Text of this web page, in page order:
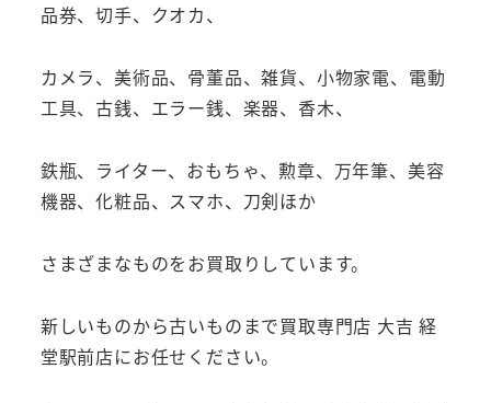
品券、切手、クオカ、
カメラ、美術品、骨董品、雑貨、小物家電、電動
工具、古銭、エラー銭、楽器、香木、
鉄瓶、ライター、おもちゃ、勲章、万年筆、美容
機器、化粧品、スマホ、刀剣ほか
さまざまなものをお買取りしています。
新しいものから古いものまで買取専門店 大吉 経
堂駅前店にお任せください。